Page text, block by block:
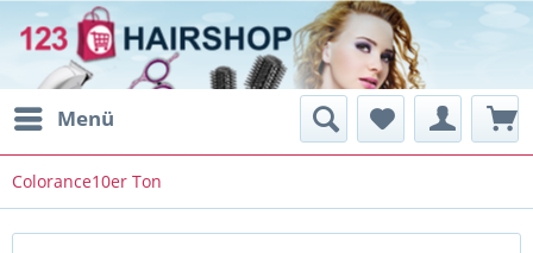
Menü
Colorance10er Ton